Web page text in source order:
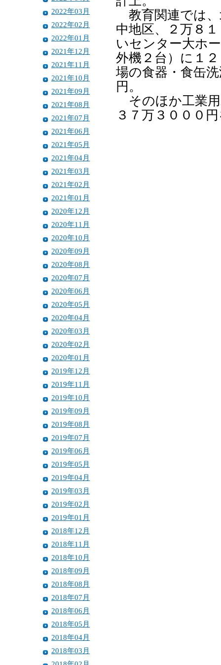
2022年03月
2022年02月
2022年01月
2021年12月
2021年11月
2021年10月
2021年09月
2021年08月
2021年07月
2021年06月
2021年05月
2021年04月
2021年03月
2021年02月
2021年01月
2020年12月
2020年11月
2020年10月
2020年09月
2020年08月
2020年07月
2020年06月
2020年05月
2020年04月
2020年03月
2020年02月
2020年01月
2019年12月
2019年11月
2019年10月
2019年09月
2019年08月
2019年07月
2019年06月
2019年05月
2019年04月
2019年03月
2019年02月
2019年01月
2018年12月
2018年11月
2018年10月
2018年09月
2018年08月
2018年07月
2018年06月
2018年05月
2018年04月
2018年03月
教育関連では、
中地区、２万８
いセンター大ホ
外機２台）に１
場の食器・食缶
円。
そのほか工業用
３７万３０００